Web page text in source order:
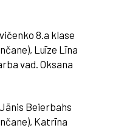
8.a klase
Luīze Līna
vad. Oksana
Beierbahs
Katrīna